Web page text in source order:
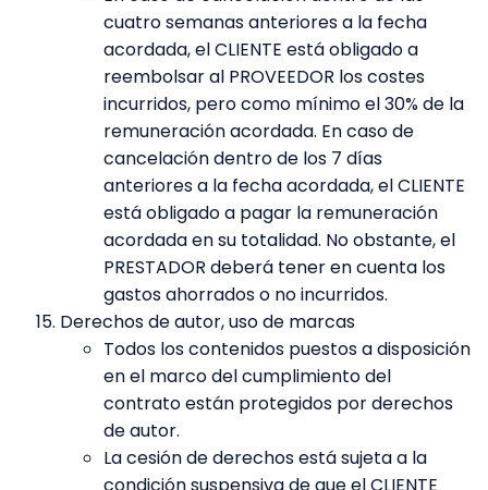
cuatro semanas anteriores a la fecha
acordada, el CLIENTE está obligado a
reembolsar al PROVEEDOR los costes
incurridos, pero como mínimo el 30% de la
remuneración acordada. En caso de
cancelación dentro de los 7 días
anteriores a la fecha acordada, el CLIENTE
está obligado a pagar la remuneración
acordada en su totalidad. No obstante, el
PRESTADOR deberá tener en cuenta los
gastos ahorrados o no incurridos.
Derechos de autor, uso de marcas
Todos los contenidos puestos a disposición
en el marco del cumplimiento del
contrato están protegidos por derechos
de autor.
La cesión de derechos está sujeta a la